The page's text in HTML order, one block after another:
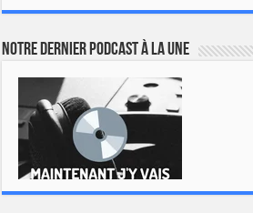
Notre dernier podcast à la une